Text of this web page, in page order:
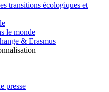
transitions écologiques et
le monde
& Erasmus
presse